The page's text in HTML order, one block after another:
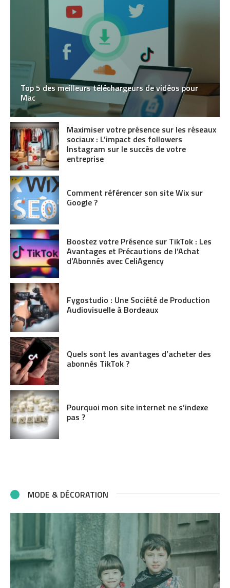
Top 5 des meilleurs téléchargeurs de vidéos pour
Mac
Maximiser votre présence sur les réseaux
sociaux : L’impact des followers
Instagram sur le succès de votre
entreprise
Comment référencer son site Wix sur
Google ?
Boostez votre Présence sur TikTok : Les
Avantages et Précautions de l’Achat
d’Abonnés avec CeliAgency
Fygostudio : Une Société de Production
Audiovisuelle à Bordeaux
Quels sont les avantages d’acheter des
abonnés TikTok ?
Pourquoi mon site internet ne s’indexe
pas ?
MODE & DÉCORATION